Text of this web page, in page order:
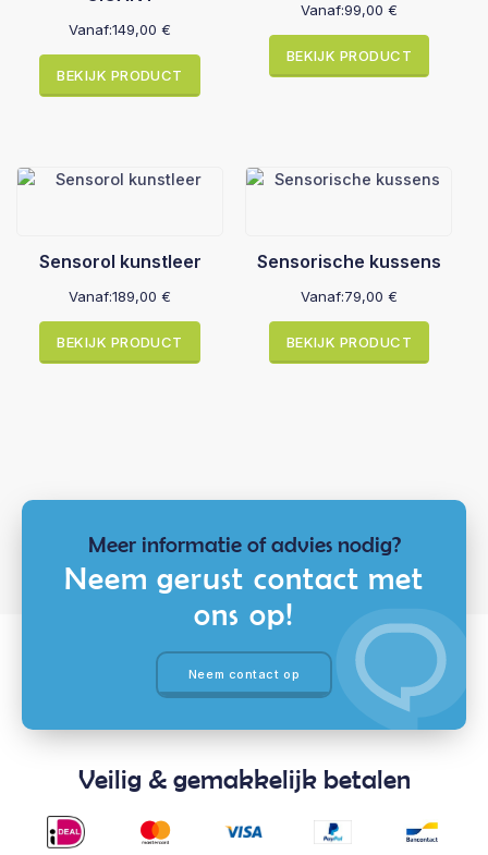
Vanaf:149,00€
BEKIJK PRODUCT
Vanaf:99,00 €
BEKIJK PRODUCT
Sensorol kunstleer
Vanaf:189,00€
BEKIJK PRODUCT
Sensorische kussens
Vanaf:79,00 €
BEKIJK PRODUCT
Meer informatie of advies nodig?
Neem gerust contact met
ons op!
Neem contact op
Veilig & gemakkelijk betalen